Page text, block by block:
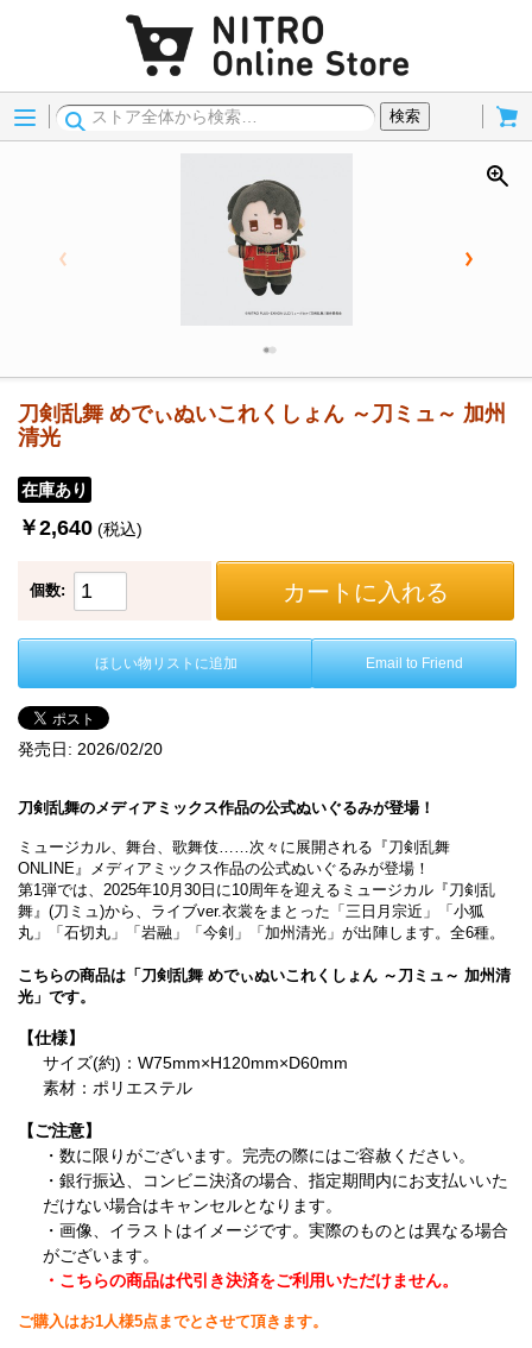
Menu
検索
刀剣乱舞 めでぃぬいこれくしょん ～刀ミュ～ 加州
清光
在庫あり
￥2,640 (税込)
個数: カートに入れる
ほしい物リストに追加 Email to Friend
発売日: 2026/02/20
刀剣乱舞のメディアミックス作品の公式ぬいぐるみが登場！
ミュージカル、舞台、歌舞伎……次々に展開される『刀剣乱舞
ONLINE』メディアミックス作品の公式ぬいぐるみが登場！
第1弾では、2025年10月30日に10周年を迎えるミュージカル『刀剣乱
舞』(刀ミュ)から、ライブver.衣裳をまとった「三日月宗近」「小狐
丸」「石切丸」「岩融」「今剣」「加州清光」が出陣します。全6種。
こちらの商品は「刀剣乱舞 めでぃぬいこれくしょん ～刀ミュ～ 加州清
光」です。
【仕様】
サイズ(約)：W75mm×H120mm×D60mm
素材：ポリエステル
【ご注意】
・数に限りがございます。完売の際にはご容赦ください。
・銀行振込、コンビニ決済の場合、指定期間内にお支払いいた
だけない場合はキャンセルとなります。
・画像、イラストはイメージです。実際のものとは異なる場合
がございます。
・こちらの商品は代引き決済をご利用いただけません。
ご購入はお1人様5点までとさせて頂きます。